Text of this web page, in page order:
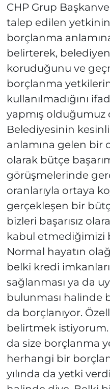
CHP Grup
talep edilen
borçlanma
belirterek,
koruduğunu ve
borçlanma
kullanılmadığını
yapmış olduğumuz
Belediyesinin
anlamına gelen bir
olarak bütçe
görüşmelerinde
oranlarıyla ortaya
gerçekleşen bir
bizleri başarısız
kabul etmediğimizi
Normal hayatın
belki kredi
sağlanması ya da
bulunması halinde
da borçlanıyor.
belirtmek istiyorum.
da size borçlanma
herhangi bir
yılında da yetki